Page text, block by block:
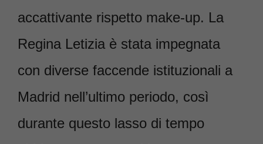
accattivante rispetto make-up. La
Regina Letizia è stata impegnata
con diverse faccende istituzionali a
Madrid nell’ultimo periodo, così
durante questo lasso di tempo